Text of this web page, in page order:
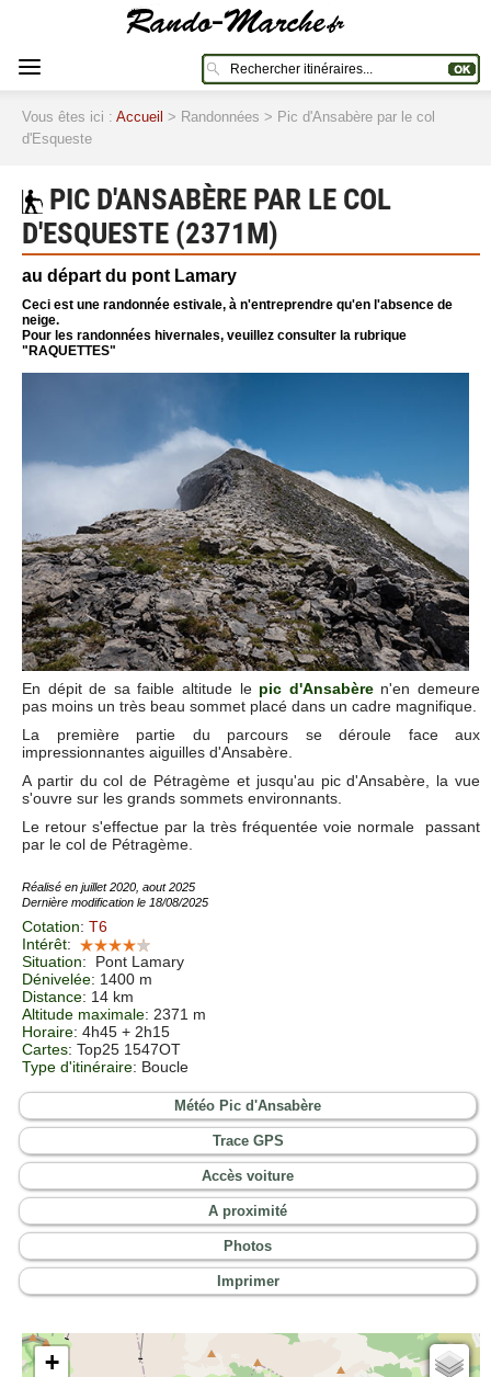
Vous êtes ici : Accueil > Randonnées > Pic d'Ansabère par le col
d'Esqueste
PIC D'ANSABÈRE PAR LE COL
D'ESQUESTE (2371M)
au départ du pont Lamary
Ceci est une randonnée estivale, à n'entreprendre qu'en l'absence de
neige.
Pour les randonnées hivernales, veuillez consulter la rubrique
"RAQUETTES"
En dépit de sa faible altitude le pic d'Ansabèren'en demeure
pas moins un très beau sommet placé dans un cadre magnifique.
La première partie du parcours se déroule face aux
impressionnantes aiguilles d'Ansabère.
A partir du col de Pétragème et jusqu'au pic d'Ansabère, la vue
s'ouvre sur les grands sommets environnants.
Le retour s'effectue par la très fréquentée voie normale passant
par le col de Pétragème.
Réalisé en juillet 2020, aout 2025
Dernière modification le 18/08/2025
Cotation: T6
Intérêt:
Situation:
Pont Lamary
Dénivelée: 1400 m
Distance: 14 km
Altitude maximale: 2371 m
Horaire: 4h45 + 2h15
Cartes: Top25 1547OT
Type d'itinéraire: Boucle
Météo Pic d'Ansabère
Trace GPS
Accès voiture
A proximité
Photos
Imprimer
+